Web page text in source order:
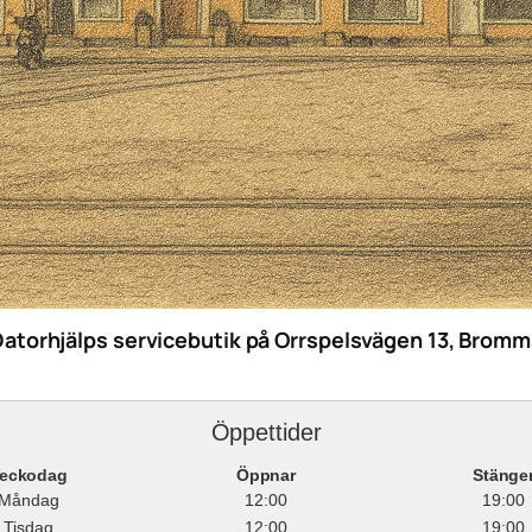
servicebutik på Orrspelsvägen 13,
Öppettider
Öppnar
12:00
19:00
Tisdag
12:00 19:00